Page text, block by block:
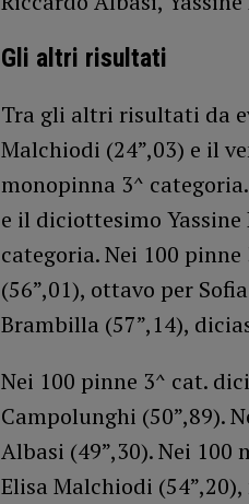
Gli altri risultati
Tra gli altri risultati da
Malchiodi (24”,03) e il
monopinna 3^
e il diciottesimo
categoria. Nei 100
(56”,01), ottavo per
Brambilla (57”,14),
Nei 100 pinne 3^ cat.
Campolunghi (50”,89).
Albasi (49”,30). Nei
Elisa Malchiodi